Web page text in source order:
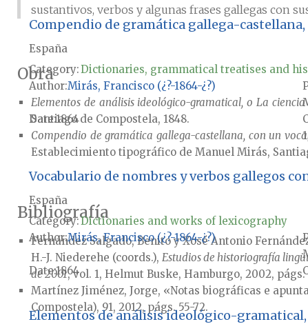
sustantivos, verbos y algunas frases gallegas con
Obra
Elementos de análisis ideológico-gramatical, o La
Santiago de Compostela, 1848.
Compendio de gramática gallega-castellana, con un
Establecimiento tipográfico de Manuel Mirás,
Bibliografía
Fernández Salgado, Benito y Xosé Antonio
H.-J. Niederehe (coords.), Estudios de historiografía
de 2001, vol. 1, Helmut Buske, Hamburgo, 2002, págs.
Martínez Jiménez, Jorge, «Notas biográficas e
Compostela), 91, 2012, págs. 55-72.
Compendio de gramática gallega-
España
Category:Dictionaries, grammatical treatises and
Author Mirás, Francisco (¿?-1864-¿?)
Date1864
Vocabulario de nombres y verbos gallegos
España
Category:Dictionaries and works of lexicography
Author Mirás, Francisco (¿?-1864-¿?)
Date1864
Elementos de análisis ideológico-